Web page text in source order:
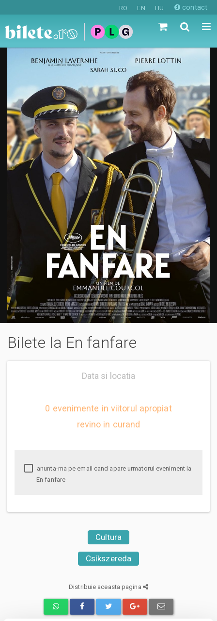
RO EN HU contact
Bilete la En fanfare
Data si locatia
0 evenimente in viitorul apropiat
revino in curand
En fanfare
Cultura
Csíkszereda
Distribuie aceasta pagina